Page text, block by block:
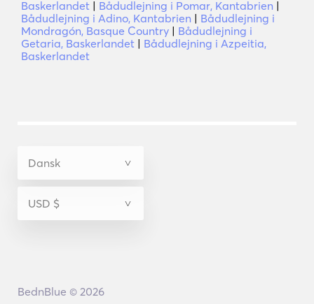
Baskerlandet | Bådudlejning i Pomar, Kantabrien |
Bådudlejning i Adino, Kantabrien | Bådudlejning i
Mondragón, Basque Country | Bådudlejning i
Getaria, Baskerlandet | Bådudlejning i Azpeitia,
Baskerlandet
BednBlue © 2026